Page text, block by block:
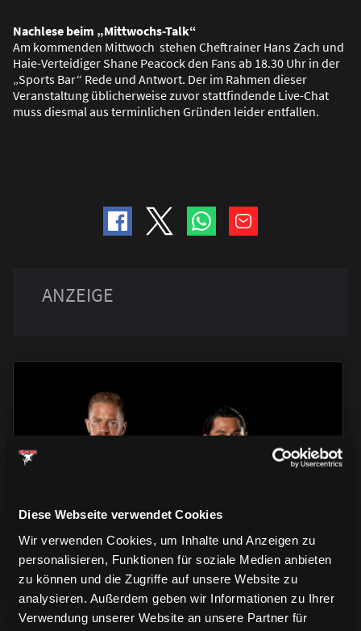
Diese Webseite verwendet Cookies
Wir verwenden Cookies, um Inhalte und Anzeigen zu
personalisieren, Funktionen für soziale Medien anbieten
zu können und die Zugriffe auf unsere Website zu
analysieren. Außerdem geben wir Informationen zu Ihrer
Verwendung unserer Website an unsere Partner für
Nachlese beim „Mittwochs-Talk“
Am kommenden Mittwoch stehen Cheftrainer Hans Zach und
Haie-Verteidiger Shane Peacock den Fans ab 18.30 Uhr in der
„Sports Bar“ Rede und Antwort. Der im Rahmen dieser
Veranstaltung üblicherweise zuvor stattfindende Live-Chat
muss diesmal aus terminlichen Gründen leider entfallen.